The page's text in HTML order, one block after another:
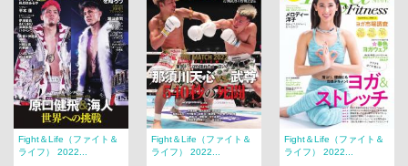
Fight＆Life（ファイト＆
ライフ） 2022...
Fight＆Life（ファイト＆
ライフ） 2022...
Fight＆Life（ファイト＆
ライフ） 2022...